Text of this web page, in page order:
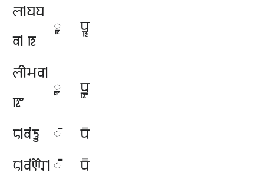
𑆬𑇀𑆪𑆪
𑆮𑇀 𑆋
𑆺 𑆥𑆺
𑆬𑆵𑆱𑆮𑇀
𑆌
𑆻 𑆥𑆻
𑆲𑇀𑆮𑆁𑆝𑆷 𑆼
𑆥𑆼
𑆲𑇀𑆮𑆁𑆘𑆾𑆫𑇀 𑆽
𑆥𑆽